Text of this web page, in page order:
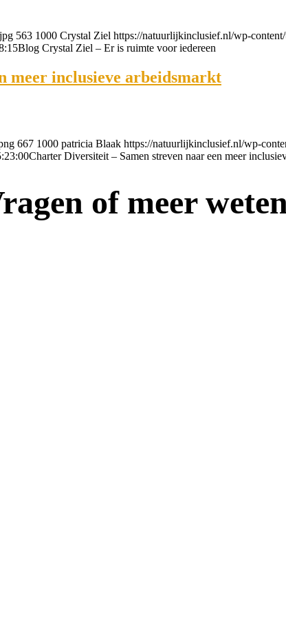
563 1000 Crystal Ziel https://natuurlijkinclusief.nl/wp-
Blog Crystal Ziel – Er is ruimte voor iedereen
meer inclusieve arbeidsmarkt
667 1000 patricia Blaak https://natuurlijkinclusief.nl/wp-
Charter Diversiteit – Samen streven naar een meer
of meer